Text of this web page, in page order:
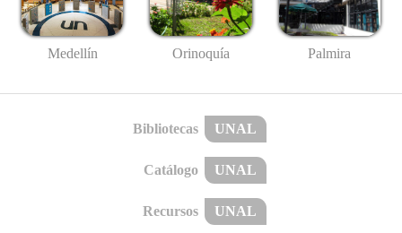
Medellín Orinoquía Palmira
Bibliotecas UNAL
Catálogo UNAL
Recursos UNAL